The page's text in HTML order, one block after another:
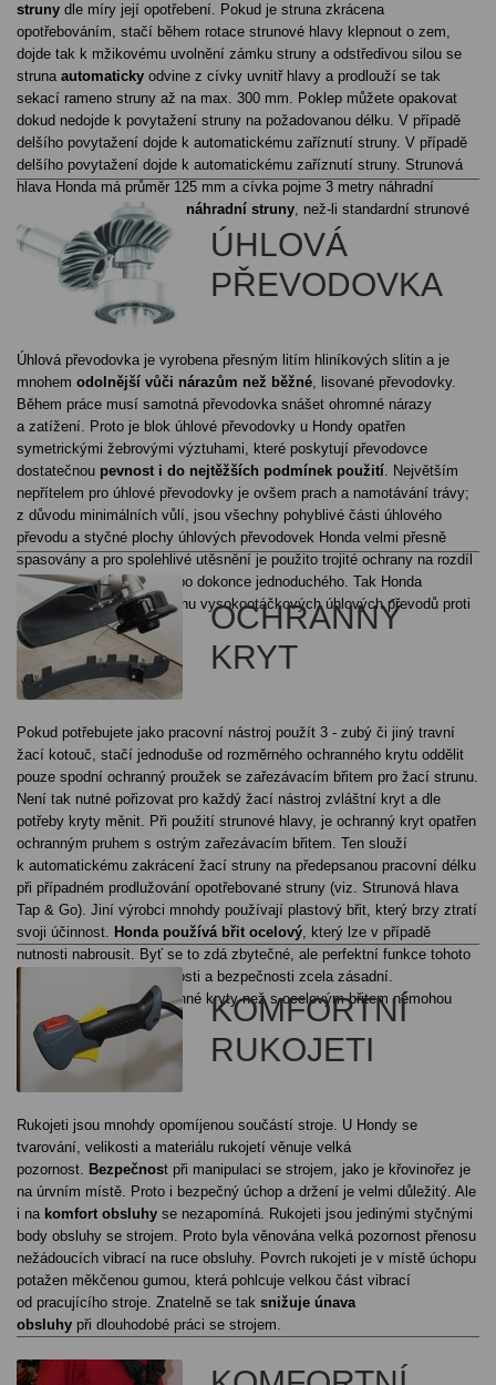
struny dle míry její opotřebení. Pokud je struna zkrácena
opotřebováním, stačí během rotace strunové hlavy klepnout o zem,
dojde tak k mžikovému uvolnění zámku struny a odstředivou silou se
struna automaticky odvine z cívky uvnitř hlavy a prodlouží se tak
sekací rameno struny až na max. 300 mm. Poklep můžete opakovat
dokud nedojde k povytažení struny na požadovanou délku. V případě
delšího povytažení dojde k automatickému zaříznutí struny. V případě
delšího povytažení dojde k automatickému zaříznutí struny. Strunová
hlava Honda má průměr 125 mm a cívka pojme 3 metry náhradní
o 56% více náhradní struny, než-li standardní strunové
hlavy o průměru 100 mm.
ÚHLOVÁ
PŘEVODOVKA
Úhlová převodovka je vyrobena přesným litím hliníkových slitin a je
mnohem odolnější vůči nárazům než běžné, lisované převodovky.
Během práce musí samotná převodovka snášet ohromné nárazy
a zatížení. Proto je blok úhlové převodovky u Hondy opatřen
symetrickými žebrovými výztuhami, které poskytují převodovce
dostatečnou pevnost i do nejtěžších podmínek použití. Největším
nepřítelem pro úhlové převodovky je ovšem prach a namotávání trávy;
z důvodu minimálních vůlí, jsou všechny pohyblivé části úhlového
převodu a styčné plochy úhlových převodovek Honda velmi přesně
spasovány a pro spolehlivé utěsnění je použito trojité ochrany na rozdíl
od běžného, dvojitého nebo dokonce jednoduchého. Tak Honda
zaručuje dokonalou ochranu vysokootáčkových úhlových převodů proti
prachu a namotané trávě.
OCHRANNÝ
KRYT
Pokud potřebujete jako pracovní nástroj použít 3 - zubý či jiný travní
žací kotouč, stačí jednoduše od rozměrného ochranného krytu oddělit
pouze spodní ochranný proužek se zařezávacím břitem pro žací strunu.
Není tak nutné pořizovat pro každý žací nástroj zvláštní kryt a dle
potřeby kryty měnit. Při použití strunové hlavy, je ochranný kryt opatřen
ochranným pruhem s ostrým zařezávacím břitem. Ten slouží
k automatickému zakrácení žací struny na předepsanou pracovní délku
při případném prodlužování opotřebované struny (viz. Strunová hlava
Tap & Go). Jiní výrobci mnohdy používají plastový břit, který brzy ztratí
svoji účinnost. Honda používá břit ocelový, který lze v případě
nutnosti nabrousit. Byť se to zdá zbytečné, ale perfektní funkce tohoto
břitu je z hlediska funkčnosti a bezpečnosti zcela zásadní.
Profesionálové jiné ochranné kryty než s ocelovým břitem nemohou
použít.
KOMFORTNÍ
RUKOJETI
Rukojeti jsou mnohdy opomíjenou součástí stroje. U Hondy se
tvarování, velikosti a materiálu rukojetí věnuje velká
pozornost. Bezpečnost při manipulaci se strojem, jako je křovinořez je
na úrvním místě. Proto i bezpečný úchop a držení je velmi důležitý. Ale
i na komfort obsluhy se nezapomíná. Rukojeti jsou jedinými styčnými
body obsluhy se strojem. Proto byla věnována velká pozornost přenosu
nežádoucích vibrací na ruce obsluhy. Povrch rukojeti je v místě úchopu
potažen měkčenou gumou, která pohlcuje velkou část vibrací
od pracujícího stroje. Znatelně se tak snižuje únava
obsluhy při dlouhodobé práci se strojem.